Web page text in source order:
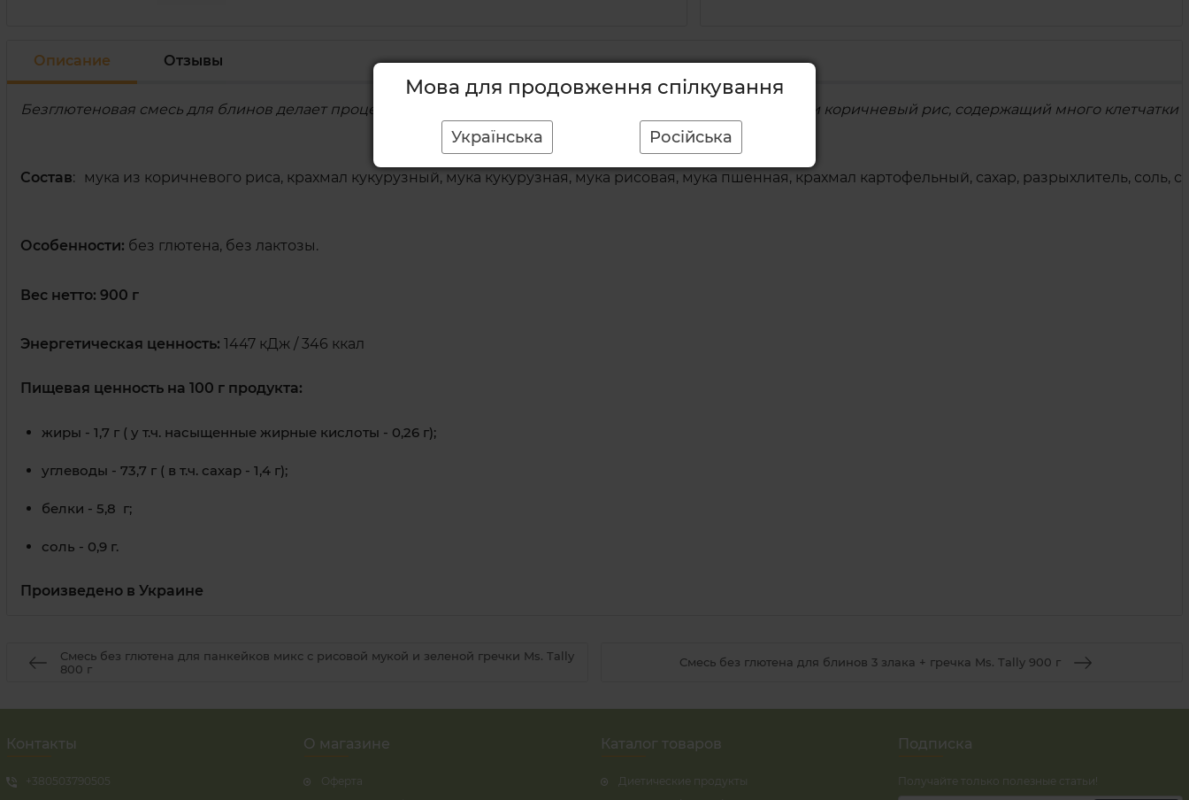
Описание Отзывы
Безглютеновая смесь для блинов делает процесс приготовления легким и быстрым. В составе этой смеси коричневый рис, содержащий много клетчатки
Состав: мука из коричневого риса, крахмал кукурузный, мука кукурузная, мука рисовая, мука пшенная, крахмал картофельный, сахар, разрыхлитель, соль,
Особенности: без глютена, без лактозы.
Вес нетто: 900 г
Энергетическая ценность: 1447 кДж / 346 ккал
Пищевая ценность на 100 г продукта:
жиры - 1,7 г ( у т.ч. насыщенные жирные кислоты - 0,26 г);
углеводы - 73,7 г ( в т.ч. сахар - 1,4 г);
белки - 5,8 г;
соль - 0,9 г.
Произведено в Украине
Cмесь без глютена для панкейков микс с рисовой мукой и зеленой гречки Ms. Tally
800 г
Cмесь без глютена для блинов 3 злака + гречка Ms. Tally 900 г
Контакты
+380503790505
О магазине
Оферта
Каталог товаров
Диетические продукты
Подписка
Получайте только полезные статьи!
Мова для продовження спілкування
Українська Російська